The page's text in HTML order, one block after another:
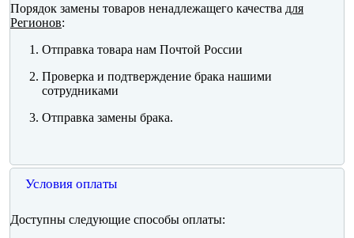
Порядок замены товаров ненадлежащего качества для
Регионов:
Отправка товара нам Почтой России
Проверка и подтверждение брака нашими
сотрудниками
Отправка замены брака.
Условия оплаты
Доступны следующие способы оплаты: